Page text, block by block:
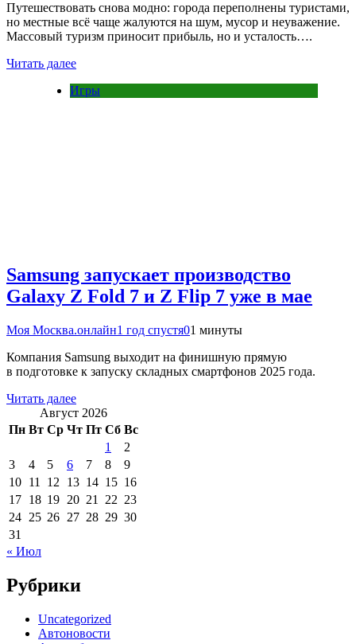
Путешествовать снова модно: города переполнены туристами,
но местные всё чаще жалуются на шум, мусор и неуважение.
Массовый туризм приносит прибыль, но и усталость….
Читать далее
Игры
Samsung запускает производство
Galaxy Z Fold 7 и Z Flip 7 уже в мае
Моя Москва.онлайн1 год спустя01 минуты
Компания Samsung выходит на финишную прямую
в подготовке к запуску складных смартфонов 2025 года.
Читать далее
Август 2026
Пн Вт Ср Чт Пт Сб Вс
1
2
3
4 5 6 7 8
9
10 11 12 13 14 15 16
17 18 19 20 21 22 23
24 25 26 27 28 29 30
31
« Июл
Рубрики
Uncategorized
Автоновости